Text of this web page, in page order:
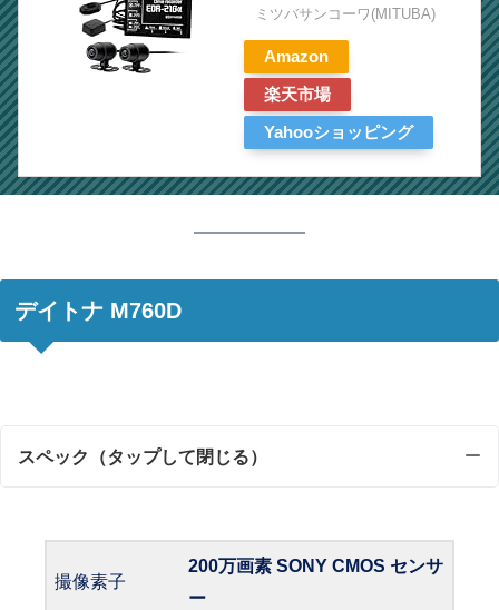
ミツバサンコーワ(MITUBA)
Amazon
楽天市場
Yahooショッピング
デイトナ M760D
スペック （タップして閉じる）
撮像素子
200万画素 SONY CMOS センサ
ー